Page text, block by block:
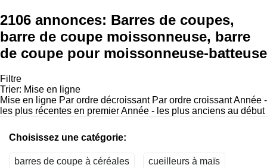
2106 annonces: Barres de coupes,
barre de coupe moissonneuse, barre
de coupe pour moissonneuse-batteuse
Filtre
Trier: Mise en ligne
Mise en ligne Par ordre décroissant Par ordre croissantAnnée -
les plus récentes en premierAnnée - les plus anciens au début
Choisissez une catégorie:
barres de coupe à céréales cueilleurs à maïs